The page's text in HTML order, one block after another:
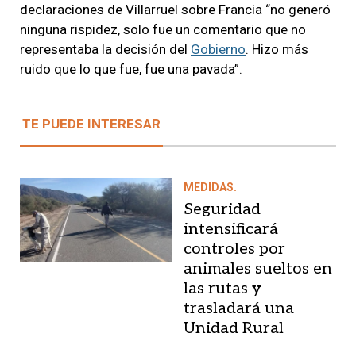
declaraciones de Villarruel sobre Francia “no generó
ninguna rispidez, solo fue un comentario que no
representaba la decisión del Gobierno. Hizo más
ruido que lo que fue, fue una pavada”.
TE PUEDE INTERESAR
MEDIDAS.
Seguridad
intensificará
controles por
animales sueltos en
las rutas y
trasladará una
Unidad Rural